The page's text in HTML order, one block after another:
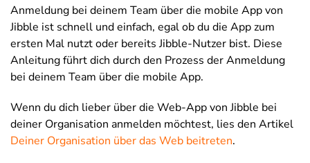
Anmeldung bei deinem Team über die mobile App von
Jibble ist schnell und einfach, egal ob du die App zum
ersten Mal nutzt oder bereits Jibble-Nutzer bist. Diese
Anleitung führt dich durch den Prozess der Anmeldung
bei deinem Team über die mobile App.
Wenn du dich lieber über die Web-App von Jibble bei
deiner Organisation anmelden möchtest, lies den Artikel
Deiner Organisation über das Web beitreten.